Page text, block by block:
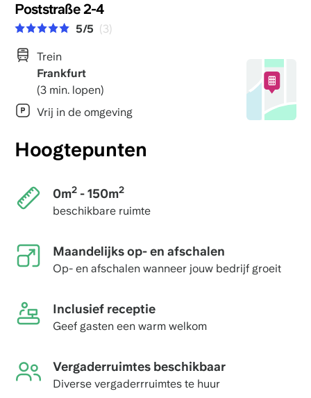
Poststraße 2-4
5/5 (3)
Trein
Frankfurt
(3 min. lopen)
Vrij in de omgeving
Hoogtepunten
0m2- 150m2
beschikbare ruimte
Maandelijks op- en afschalen
Op- en afschalen wanneer jouw bedrijf groeit
Inclusief receptie
Geef gasten een warm welkom
Vergaderruimtes beschikbaar
Diverse vergaderrruimtes te huur